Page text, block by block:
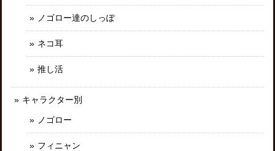
ノゴロー達のしっぽ
ネコ耳
推し活
キャラクター別
ノゴロー
フィニャン